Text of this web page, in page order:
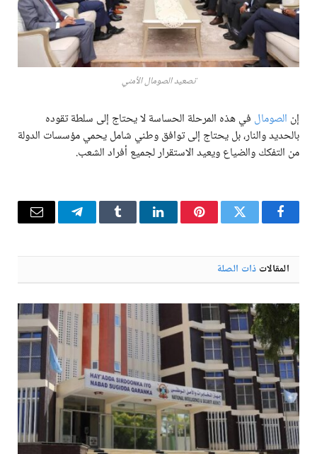
تصعيد الصومال الأمني
إن الصومال في هذه المرحلة الحساسة لا يحتاج إلى سلطة تقوده
بالحديد والنار، بل يحتاج إلى توافق وطني شامل يحمي مؤسسات الدولة
من التفكك والضياع ويعيد الاستقرار لجميع أفراد الشعب.
فيسبوكتويتر بينتيريستلينكدإن Tumblr تيلقرام البريد
المقالات ذات الصلة